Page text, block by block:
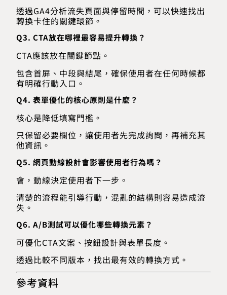
透過GA4分析流失頁面與停留時間，可以快速找出
轉換卡住的關鍵環節。
Q3. CTA放在哪裡最容易提升轉換？
CTA應該放在關鍵節點。
包含首屏、中段與結尾，確保使用者在任何時候都
有明確行動入口。
Q4. 表單優化的核心原則是什麼？
核心是降低填寫門檻。
只保留必要欄位，讓使用者先完成詢問，再補充其
他資訊。
Q5. 網頁動線設計會影響使用者行為嗎？
會，動線決定使用者下一步。
清楚的流程能引導行動，混亂的結構則容易造成流
失。
Q6. A/B測試可以優化哪些轉換元素？
可優化CTA文案、按鈕設計與表單長度。
透過比較不同版本，找出最有效的轉換方式。
參考資料